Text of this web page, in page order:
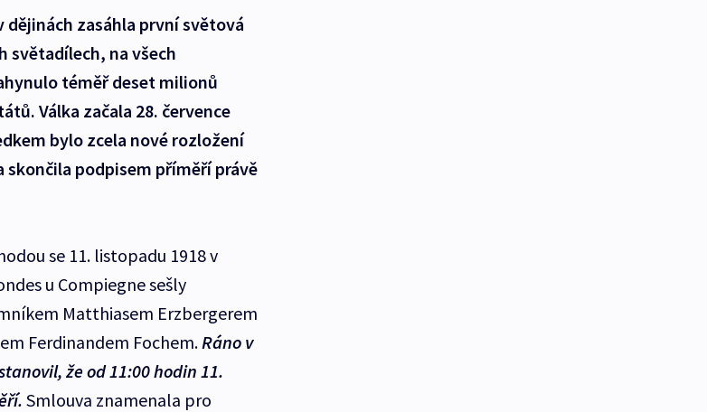
zasáhla první světová
světadílech, na všech
téměř deset milionů
Válka začala 28. července
bylo zcela nové rozložení
skončila podpisem příměří právě
se 11. listopadu 1918 v
u Compiegne sešly
Matthiasem Erzbergerem
Ferdinandem Fochem.Ráno v
že od 11:00 hodin 11.
Smlouva znamenala pro